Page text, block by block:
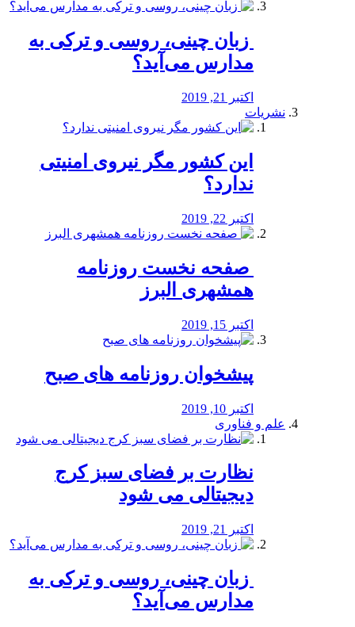
️ زبان چینی، روسی و ترکی به
مدارس می‌آید؟
اکتبر 21, 2019
نشریات
این کشور مگر نیروی امنیتی
ندارد؟
اکتبر 22, 2019
️ صفحه نخست روزنامه‌
همشهری البرز
اکتبر 15, 2019
پیشخوان روزنامه های صبح
اکتبر 10, 2019
علم و فناوری
نظارت بر فضای سبز کرج
دیجیتالی می شود
اکتبر 21, 2019
️ زبان چینی، روسی و ترکی به
مدارس می‌آید؟